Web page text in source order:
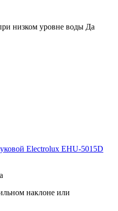
низком уровне воды Да
Electrolux EHU-5015D
наклоне или